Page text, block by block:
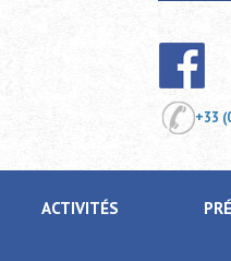
+33
ACTIVITÉS